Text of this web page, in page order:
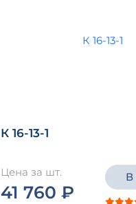
К 16-13-1
Цена за шт.
41 760 ₽
В